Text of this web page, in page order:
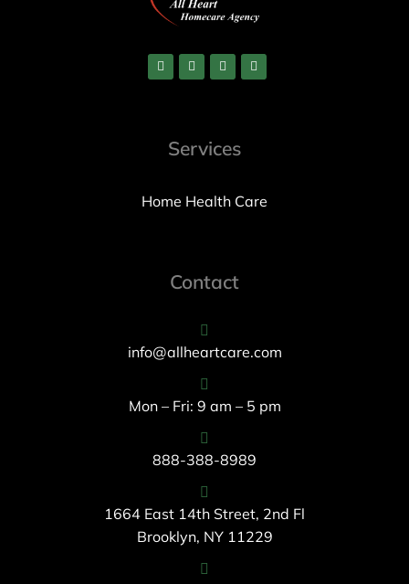
Services
Home Health Care
Contact
info@allheartcare.com
Mon – Fri: 9 am – 5 pm
888-388-8989
1664 East 14th Street, 2nd Fl
Brooklyn, NY 11229